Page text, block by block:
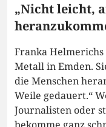
„Nicht leicht,
Franka
Metall in Emden.
die Menschen
Weile gedauert.“
Journalisten oder